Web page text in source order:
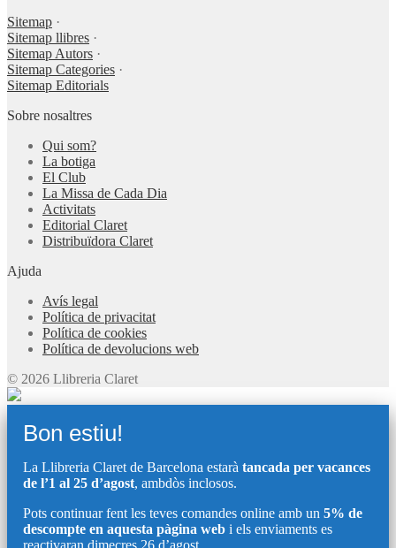
Sitemap ·
Sitemap llibres ·
Sitemap Autors ·
Sitemap Categories ·
Sitemap Editorials
Sobre nosaltres
Qui som?
La botiga
El Club
La Missa de Cada Dia
Activitats
Editorial Claret
Distribuïdora Claret
Ajuda
Avís legal
Política de privacitat
Política de cookies
Política de devolucions web
© 2026 Llibreria Claret
Bon estiu!
La Llibreria Claret de Barcelona estarà tancada per vacances
de l’1 al 25 d’agost, ambdòs inclosos.
Pots continuar fent les teves comandes online amb un 5% de
descompte en aquesta pàgina web i els enviaments es
reactivaran dimecres 26 d’agost.